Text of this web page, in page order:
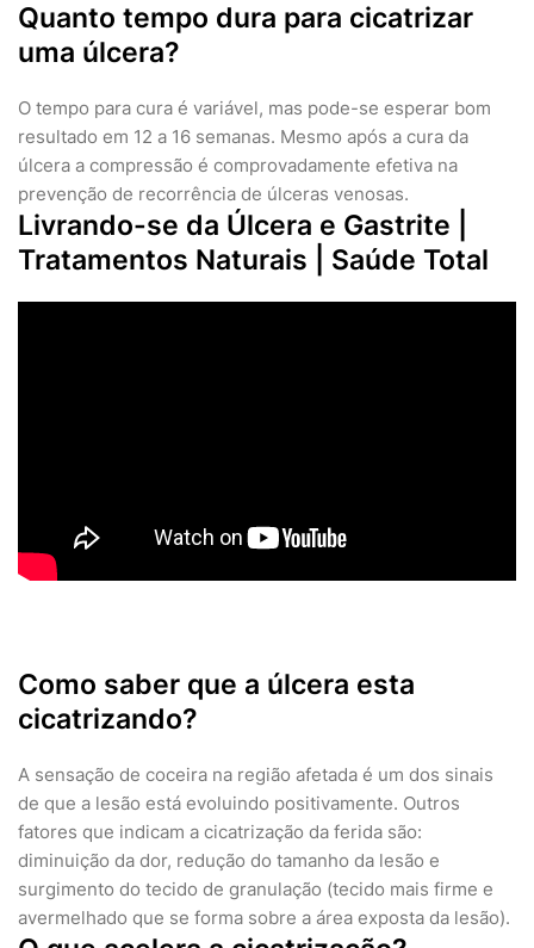
Quanto tempo dura para cicatrizar
uma úlcera?
O tempo para cura é variável, mas pode-se esperar bom
resultado em 12 a 16 semanas. Mesmo após a cura da
úlcera a compressão é comprovadamente efetiva na
prevenção de recorrência de úlceras venosas.
Livrando-se da Úlcera e Gastrite |
Tratamentos Naturais | Saúde Total
Como saber que a úlcera esta
cicatrizando?
A sensação de coceira na região afetada é um dos sinais
de que a lesão está evoluindo positivamente. Outros
fatores que indicam a cicatrização da ferida são:
diminuição da dor, redução do tamanho da lesão e
surgimento do tecido de granulação (tecido mais firme e
avermelhado que se forma sobre a área exposta da lesão).